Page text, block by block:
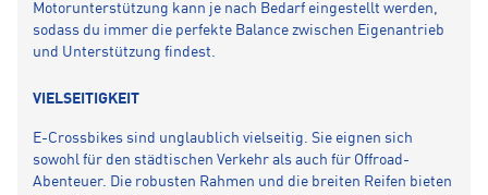
Motorunterstützung kann je nach Bedarf eingestellt werden,
sodass du immer die perfekte Balance zwischen Eigenantrieb
und Unterstützung findest.
VIELSEITIGKEIT
E-Crossbikes sind unglaublich vielseitig. Sie eignen sich
sowohl für den städtischen Verkehr als auch für Offroad-
Abenteuer. Die robusten Rahmen und die breiten Reifen bieten